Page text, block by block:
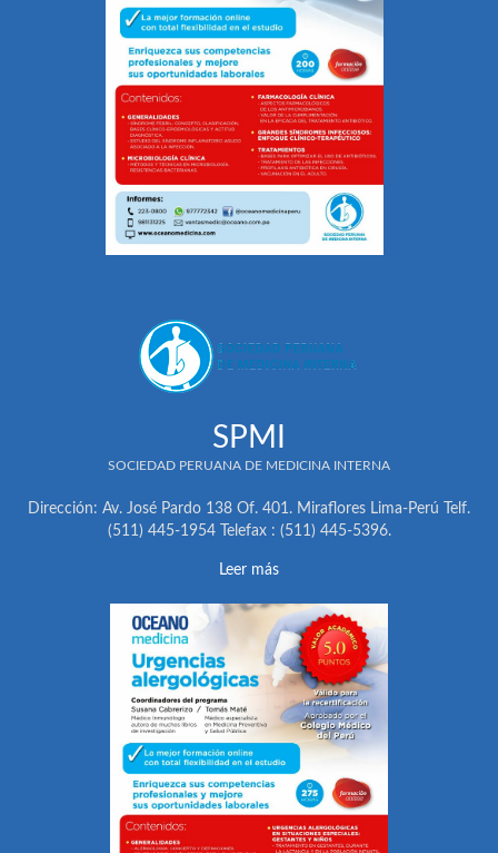
SPMI
SOCIEDAD PERUANA DE MEDICINA INTERNA
Dirección: Av. José Pardo 138 Of. 401. Miraflores Lima-Perú Telf.
(511) 445-1954 Telefax : (511) 445-5396.
Leer más